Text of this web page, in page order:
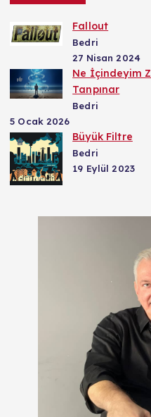
Fallout
Bedri
27 Nisan 2024
Ne İçindeyim
Tanpınar
Bedri
5 Ocak 2026
Büyük Filtre
Bedri
19 Eylül 2023